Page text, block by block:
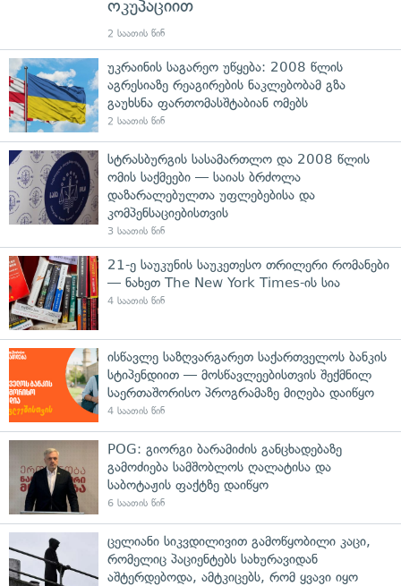
ოკუპაციით
2 საათის წინ
უკრაინის საგარეო უწყება: 2008 წლის
აგრესიაზე რეაგირების ნაკლებობამ გზა
გაუხსნა ფართომასშტაბიან ომებს
2 საათის წინ
სტრასბურგის სასამართლო და 2008 წლის
ომის საქმეები — საიას ბრძოლა
დაზარალებულთა უფლებებისა და
კომპენსაციებისთვის
3 საათის წინ
21-ე საუკუნის საუკეთესო თრილერი რომანები
— ნახეთ The New York Times-ის სია
4 საათის წინ
ისწავლე საზღვარგარეთ საქართველოს ბანკის
სტიპენდიით — მოსწავლეებისთვის შექმნილ
საერთაშორისო პროგრამაზე მიღება დაიწყო
4 საათის წინ
POG: გიორგი ბარამიძის განცხადებაზე
გამოძიება სამშობლოს ღალატისა და
საბოტაჟის ფაქტზე დაიწყო
6 საათის წინ
ცელიანი სიკვდილივით გამოწყობილი კაცი,
რომელიც პაციენტებს სახურავიდან
აშტერდებოდა, ამტკიცებს, რომ ყვავი იყო